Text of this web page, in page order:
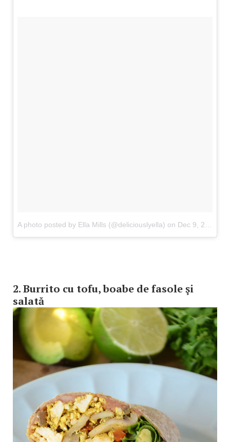
A photo posted by Ella Mills (@deliciouslyella) on Dec 9, 2016 at 3:26am PST
2. Burrito cu tofu, boabe de fasole şi
salată